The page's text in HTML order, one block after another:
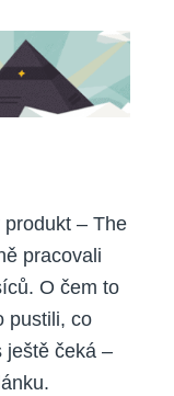
– The
pracovali
O čem to
pustili, co
ještě čeká –